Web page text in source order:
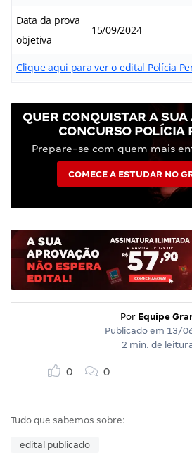
Data da prova
objetiva
15/09/2024
Clique aqui para ver o edital Polícia
QUER CONQUISTAR A
CONCURSO POLÍCIA
Prepare-se com quem mais
COMECE A ESTUDAR NO
Por Equipe
Publicado em 13/
2 min. de
0 0
Tudo que sabemos sobre:
edital publicado